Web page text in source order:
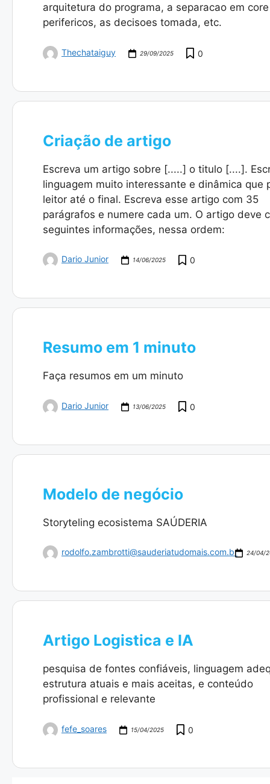
arquitetura do programa, a separacao em
perifericos, as decisoes tomada, etc.
Thechataiguy 29/09/2025 0
Criação de artigo
Escreva um artigo sobre [.....] o titulo [....].
linguagem muito interessante e dinâmica que
leitor até o final. Escreva esse artigo com 35
parágrafos e numere cada um. O artigo deve
seguintes informações, nessa ordem:
Dario Junior 14/06/2025 0
Resumo em 1 minuto
Faça resumos em um minuto
Dario Junior 13/06/2025 0
Modelo de negócio
Storyteling ecosistema SAÚDERIA
rodolfo.zambrotti@sauderiatudomais.com.br 24/04/
Artigo Logistica e IA
pesquisa de fontes confiáveis, linguagem
estrutura atuais e mais aceitas, e conteúdo
profissional e relevante
fefe_soares 15/04/2025 0